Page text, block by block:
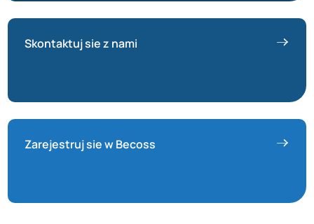
Skontaktuj sie z nami
Zarejestruj sie w Becoss